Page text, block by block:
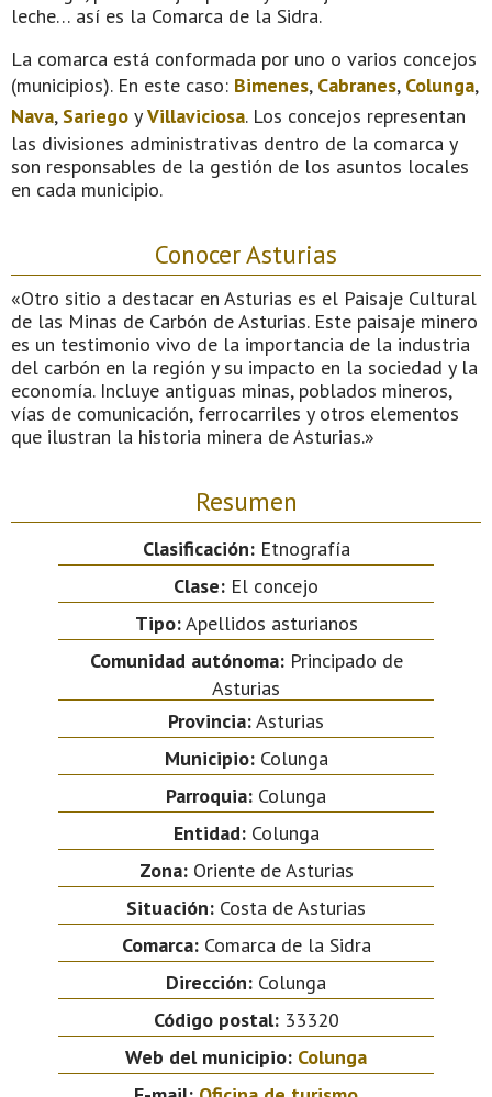
leche… así es la Comarca de la Sidra.
La comarca está conformada por uno o varios concejos
(municipios). En este caso: Bimenes, Cabranes, Colunga,
Nava, Sariego yVillaviciosa. Los concejos representan
las divisiones administrativas dentro de la comarca y
son responsables de la gestión de los asuntos locales
en cada municipio.
Conocer Asturias
«Otro sitio a destacar en Asturias es el Paisaje Cultural
de las Minas de Carbón de Asturias. Este paisaje minero
es un testimonio vivo de la importancia de la industria
del carbón en la región y su impacto en la sociedad y la
economía. Incluye antiguas minas, poblados mineros,
vías de comunicación, ferrocarriles y otros elementos
que ilustran la historia minera de Asturias.»
Resumen
Clasificación:Etnografía
Clase: El concejo
Tipo:Apellidos asturianos
Comunidad autónoma:Principado de
Asturias
Provincia:Asturias
Municipio:Colunga
Parroquia: Colunga
Entidad:Colunga
Zona:Oriente de Asturias
Situación: Costa de Asturias
Comarca:Comarca de la Sidra
Dirección: Colunga
Código postal:33320
Web del municipio: Colunga